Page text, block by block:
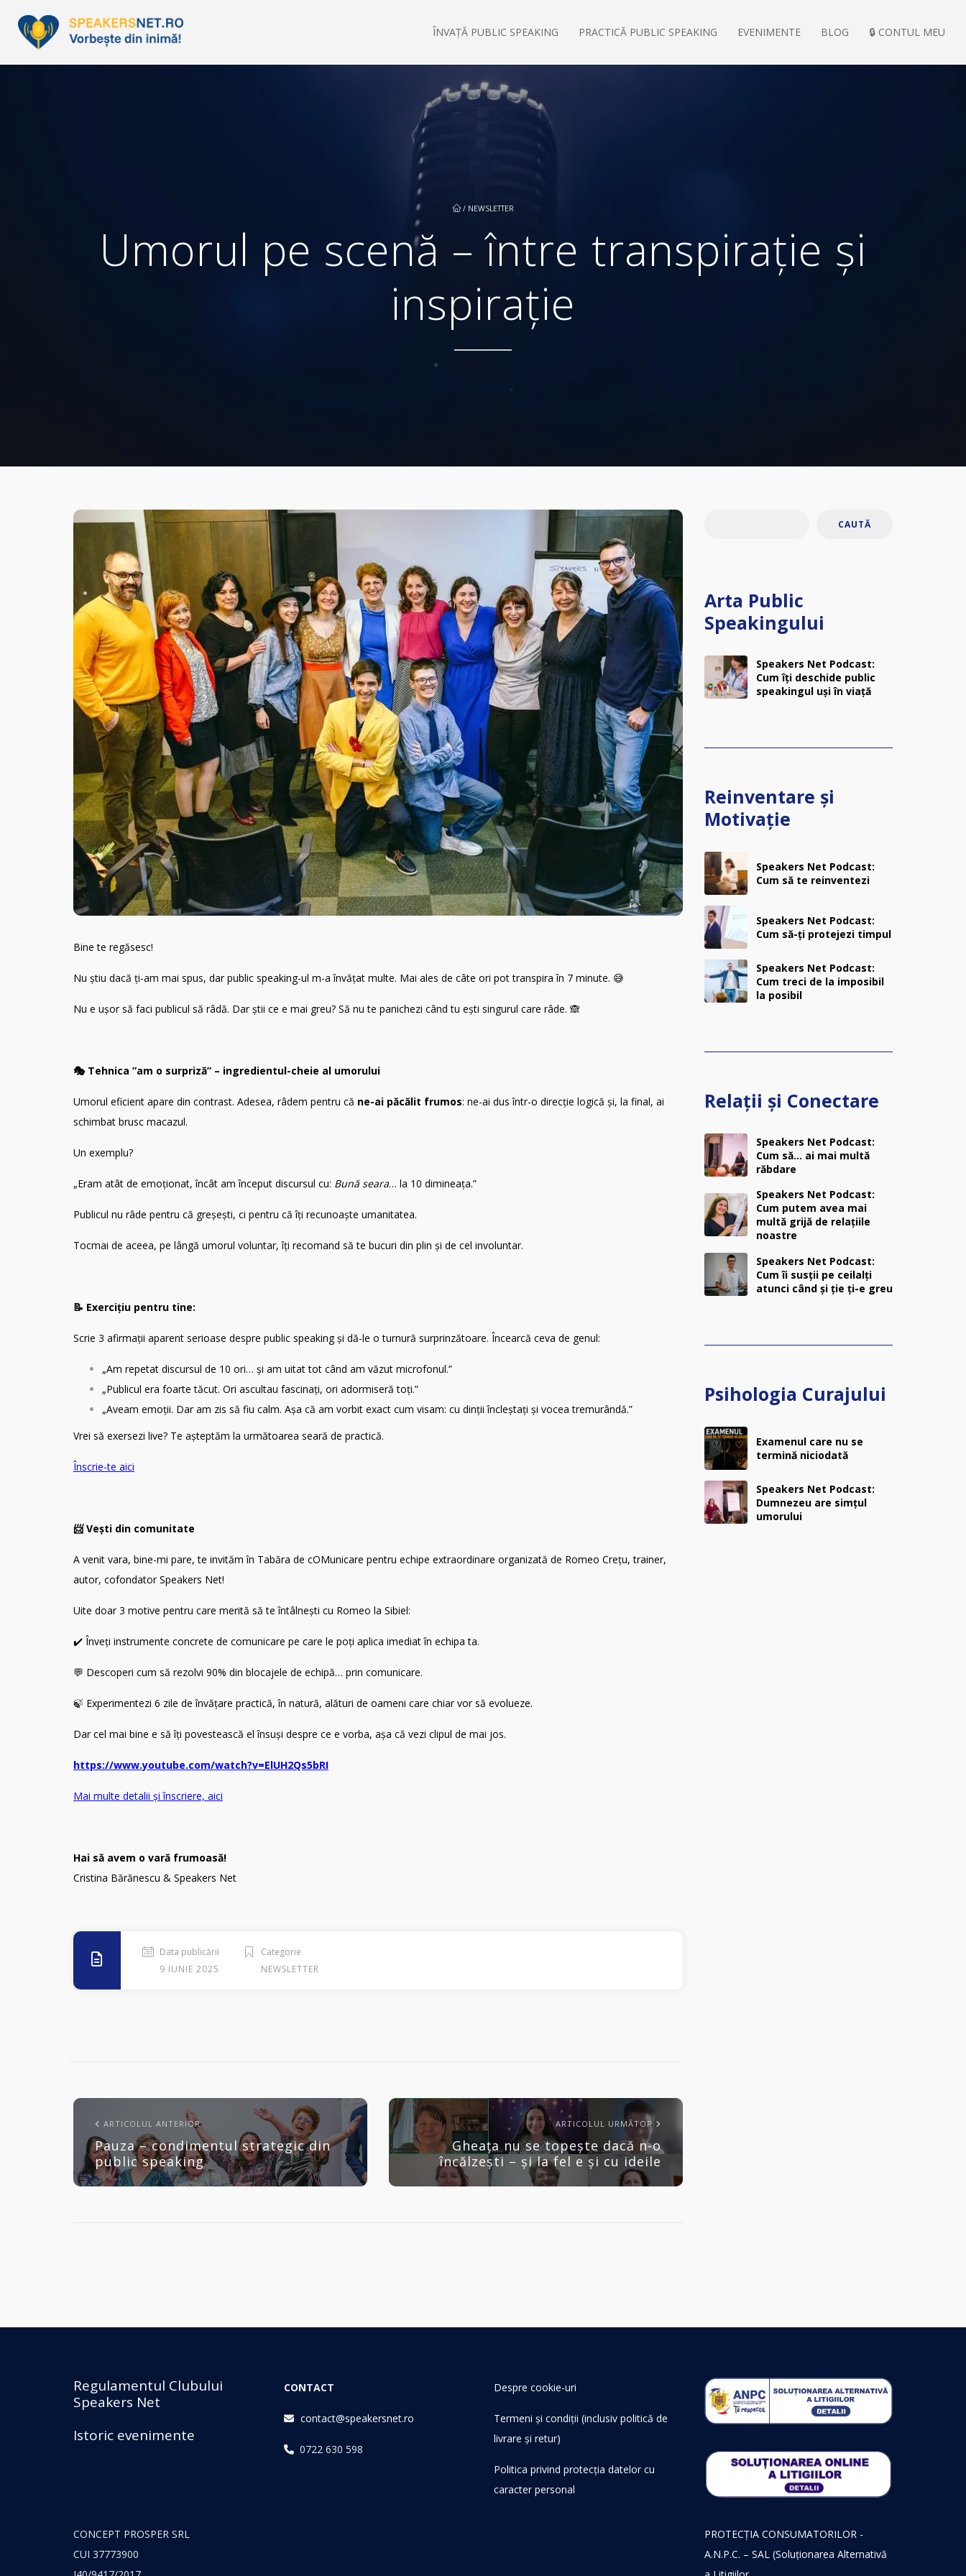
ÎNVAȚĂ PUBLIC SPEAKING PRACTICĂ PUBLIC SPEAKING EVENIMENTE BLOG 🔒 CONTUL MEU
/ NEWSLETTER
Umorul pe scenă – între transpirație și
inspirație
Bine te regăsesc!
Nu știu dacă ți-am mai spus, dar public speaking-ul m-a învățat multe. Mai ales de câte ori pot transpira în 7 minute. 😅
Nu e ușor să faci publicul să râdă. Dar știi ce e mai greu? Să nu te panichezi când tu ești singurul care râde. 🙈
🎭 Tehnica ”am o surpriză” – ingredientul-cheie al umorului
Umorul eficient apare din contrast. Adesea, râdem pentru că ne-ai păcălit frumos: ne-ai dus într-o direcție logică și, la final, ai
schimbat brusc macazul.
Un exemplu?
„Eram atât de emoționat, încât am început discursul cu: Bună seara… la 10 dimineața.”
Publicul nu râde pentru că greșești, ci pentru că îți recunoaște umanitatea.
Tocmai de aceea, pe lângă umorul voluntar, îți recomand să te bucuri din plin și de cel involuntar.
📝 Exercițiu pentru tine:
Scrie 3 afirmații aparent serioase despre public speaking și dă-le o turnură surprinzătoare. Încearcă ceva de genul:
„Am repetat discursul de 10 ori… și am uitat tot când am văzut microfonul.”
„Publicul era foarte tăcut. Ori ascultau fascinați, ori adormiseră toți.”
„Aveam emoții. Dar am zis să fiu calm. Așa că am vorbit exact cum visam: cu dinții încleștați și vocea tremurândă.”
Vrei să exersezi live? Te așteptăm la următoarea seară de practică.
Înscrie-te aici
📨 Vești din comunitate
A venit vara, bine-mi pare, te invităm în Tabăra de cOMunicare pentru echipe extraordinare organizată de Romeo Crețu, trainer,
autor, cofondator Speakers Net!
Uite doar 3 motive pentru care merită să te întâlnești cu Romeo la Sibiel:
✔️ Înveți instrumente concrete de comunicare pe care le poți aplica imediat în echipa ta.
💬 Descoperi cum să rezolvi 90% din blocajele de echipă… prin comunicare.
🍃 Experimentezi 6 zile de învățare practică, în natură, alături de oameni care chiar vor să evolueze.
Dar cel mai bine e să îți povestească el însuși despre ce e vorba, așa că vezi clipul de mai jos.
https://www.youtube.com/watch?v=ElUH2Qs5bRI
Mai multe detalii și înscriere, aici
Hai să avem o vară frumoasă!
Cristina Bărănescu & Speakers Net
Data publicării
9 IUNIE 2025
Categorie
NEWSLETTER
ARTICOLUL ANTERIOR
Pauza – condimentul strategic din
public speaking
ARTICOLUL URMĂTOR
Gheața nu se topește dacă n-o
încălzești – și la fel e și cu ideile
CAUTĂ
Arta Public
Speakingului
Speakers Net Podcast:
Cum îți deschide public
speakingul uși în viață
Reinventare și
Motivație
Speakers Net Podcast:
Cum să te reinventezi
Speakers Net Podcast:
Cum să-ți protejezi timpul
Speakers Net Podcast:
Cum treci de la imposibil
la posibil
Relații și Conectare
Speakers Net Podcast:
Cum să… ai mai multă
răbdare
Speakers Net Podcast:
Cum putem avea mai
multă grijă de relațiile
noastre
Speakers Net Podcast:
Cum îi susții pe ceilalți
atunci când și ție ți-e greu
Psihologia Curajului
Examenul care nu se
termină niciodată
Speakers Net Podcast:
Dumnezeu are simțul
umorului
Regulamentul Clubului
Speakers Net
Istoric evenimente
CONTACT
contact@speakersnet.ro
0722 630 598
Despre cookie-uri
Termeni și condiții (inclusiv politică de
livrare și retur)
Politica privind protecția datelor cu
caracter personal
CONCEPT PROSPER SRL
CUI 37773900
PROTECŢIA CONSUMATORILOR -
A.N.P.C. – SAL (Soluționarea Alternativă